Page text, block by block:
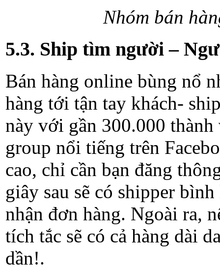
Nhóm bán
5.3. Ship tìm người –
Bán hàng online bùng nổ
hàng tới tận tay khách-
này với gần 300.000
group nổi tiếng trên
cao, chỉ cần bạn đăng
giây sau sẽ có shipper
nhận đơn hàng. Ngoài ra,
tích tắc sẽ có cả hàng dài
dần!.